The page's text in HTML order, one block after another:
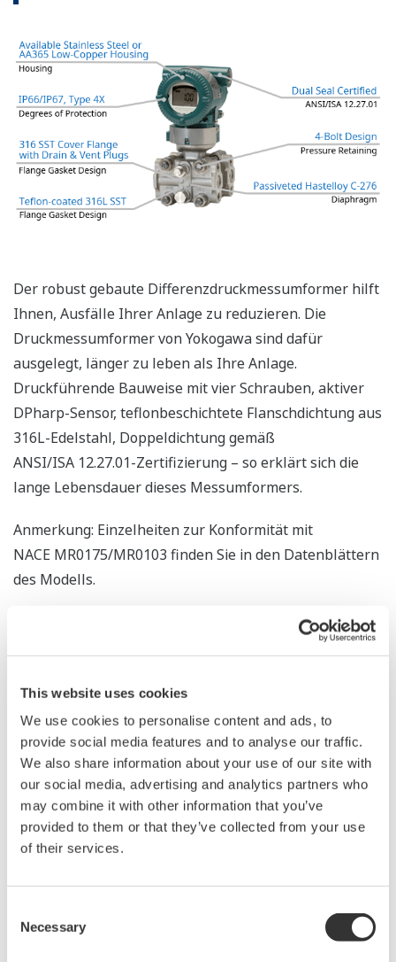
This website uses cookies
We use cookies to personalise content and ads, to
provide social media features and to analyse our traffic.
We also share information about your use of our site with
our social media, advertising and analytics partners who
may combine it with other information that you’ve
provided to them or that they’ve collected from your use
of their services.
Selection
Necessary
Der robust gebaute Differenzdruckmessumformer hilft
Ihnen, Ausfälle Ihrer Anlage zu reduzieren. Die
Druckmessumformer von Yokogawa sind dafür
ausgelegt, länger zu leben als Ihre Anlage.
Druckführende Bauweise mit vier Schrauben, aktiver
DPharp-Sensor, teflonbeschichtete Flanschdichtung aus
316L-Edelstahl, Doppeldichtung gemäß
ANSI/ISA 12.27.01-Zertifizierung – so erklärt sich die
lange Lebensdauer dieses Messumformers.
Anmerkung: Einzelheiten zur Konformität mit
NACE MR0175/MR0103 finden Sie in den Datenblättern
des Modells.
Unabhängige Überprüfung